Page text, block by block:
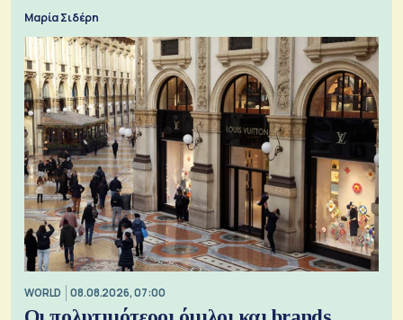
Μαρία Σιδέρη
WORLD 08.08.2026, 07:00